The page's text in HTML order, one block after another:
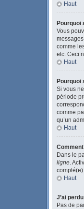
Haut
Pourquoi
Vous
comme
etc. Ceci
Haut
Pourquoi
Si vous
période
comme
qu’un
Haut
Dans le
ligne.
Haut
J’ai
Pas de